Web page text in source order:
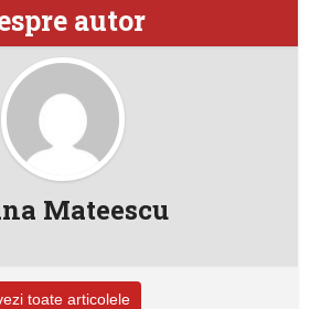
autor
Mateescu
toate articolele